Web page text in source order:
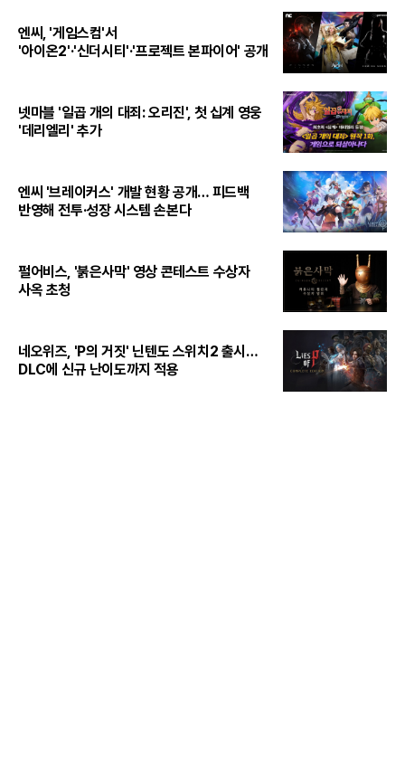
엔씨, '게임스컴'서
'아이온2'·'신더시티'·'프로젝트 본파이어' 공개
넷마블 '일곱 개의 대죄: 오리진', 첫 십계 영웅
'데리엘리' 추가
엔씨 '브레이커스' 개발 현황 공개… 피드백
반영해 전투·성장 시스템 손본다
펄어비스, '붉은사막' 영상 콘테스트 수상자
사옥 초청
네오위즈, 'P의 거짓' 닌텐도 스위치2 출시…
DLC에 신규 난이도까지 적용